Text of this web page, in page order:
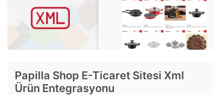
Papilla Shop E-Ticaret Sitesi Xml
Ürün Entegrasyonu